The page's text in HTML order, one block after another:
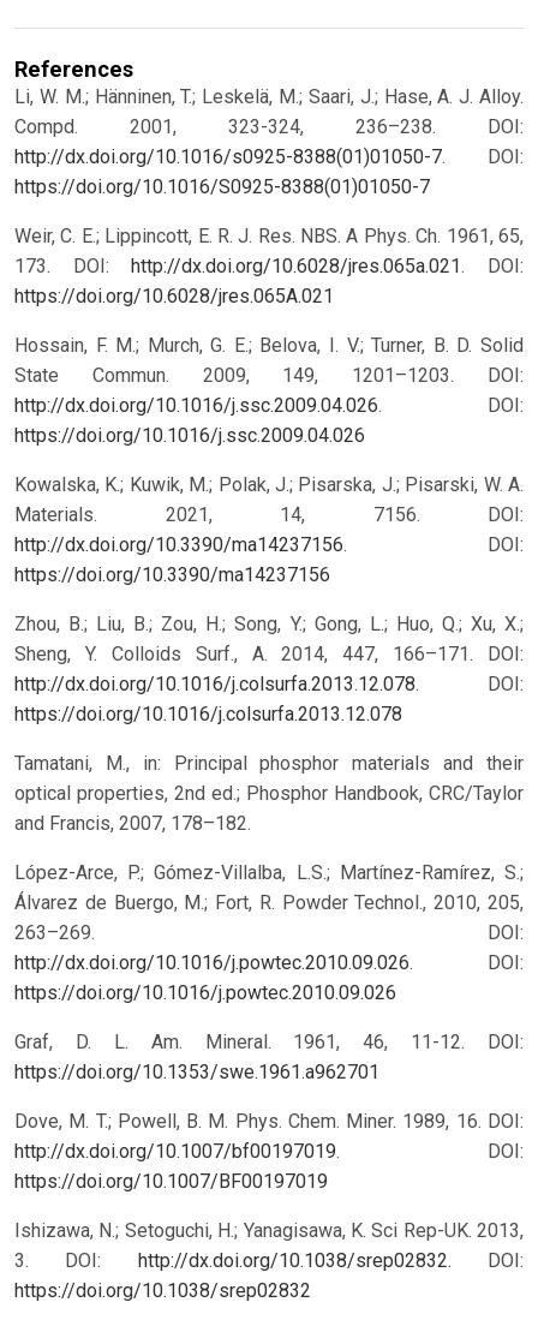
References
Li, W. M.; Hänninen, T.; Leskelä, M.; Saari, J.; Hase, A. J. Alloy.
Compd. 2001, 323-324, 236–238. DOI:
http://dx.doi.org/10.1016/s0925-8388(01)01050-7. DOI:
https://doi.org/10.1016/S0925-8388(01)01050-7
Weir, C. E.; Lippincott, E. R. J. Res. NBS. A Phys. Ch. 1961, 65,
173. DOI:http://dx.doi.org/10.6028/jres.065a.021. DOI:
https://doi.org/10.6028/jres.065A.021
Hossain, F. M.; Murch, G. E.; Belova, I. V.; Turner, B. D. Solid
State Commun. 2009, 149, 1201–1203. DOI:
http://dx.doi.org/10.1016/j.ssc.2009.04.026. DOI:
https://doi.org/10.1016/j.ssc.2009.04.026
Kowalska, K.; Kuwik, M.; Polak, J.; Pisarska, J.; Pisarski, W. A.
Materials. 2021, 14, 7156. DOI:
http://dx.doi.org/10.3390/ma14237156. DOI:
https://doi.org/10.3390/ma14237156
Zhou, B.; Liu, B.; Zou, H.; Song, Y.; Gong, L.; Huo, Q.; Xu, X.;
Sheng, Y. Colloids Surf., A. 2014, 447, 166–171. DOI:
http://dx.doi.org/10.1016/j.colsurfa.2013.12.078. DOI:
https://doi.org/10.1016/j.colsurfa.2013.12.078
Tamatani, M., in: Principal phosphor materials and their
optical properties, 2nd ed.; Phosphor Handbook, CRC/Taylor
and Francis, 2007, 178–182.
López-Arce, P.; Gómez-Villalba, L.S.; Martínez-Ramírez, S.;
Álvarez de Buergo, M.; Fort, R. Powder Technol., 2010, 205,
263–269. DOI:
http://dx.doi.org/10.1016/j.powtec.2010.09.026. DOI:
https://doi.org/10.1016/j.powtec.2010.09.026
Graf, D. L. Am. Mineral. 1961, 46, 11-12. DOI:
https://doi.org/10.1353/swe.1961.a962701
Dove, M. T.; Powell, B. M. Phys. Chem. Miner. 1989, 16. DOI:
http://dx.doi.org/10.1007/bf00197019. DOI:
https://doi.org/10.1007/BF00197019
Ishizawa, N.; Setoguchi, H.; Yanagisawa, K. Sci Rep-UK. 2013,
3. DOI: http://dx.doi.org/10.1038/srep02832. DOI:
https://doi.org/10.1038/srep02832